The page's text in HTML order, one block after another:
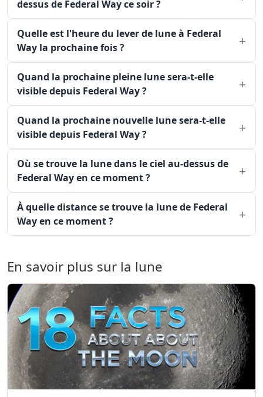
dessus de Federal Way ce soir ?
Quelle est l'heure du lever de lune à Federal
Way la prochaine fois ?
Quand la prochaine pleine lune sera-t-elle
visible depuis Federal Way ?
Quand la prochaine nouvelle lune sera-t-elle
visible depuis Federal Way ?
Où se trouve la lune dans le ciel au-dessus de
Federal Way en ce moment ?
À quelle distance se trouve la lune de Federal
Way en ce moment ?
En savoir plus sur la lune